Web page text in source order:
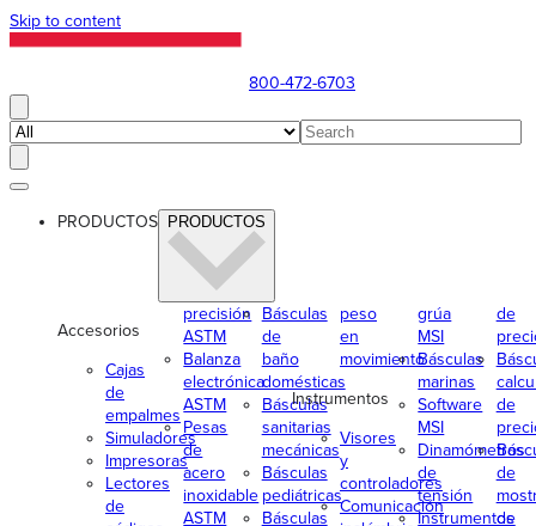
Skip to content
800-472-6703
PRODUCTOS PRODUCTOS
Accesorios
Cajas
de
empalmes
Simuladores
Impresoras
Lectores
de
precisión
ASTM
Balanza
electrónica
ASTM
Pesas
de
acero
inoxidable
ASTM
Básculas
de
baño
domésticas
Básculas
sanitarias
mecánicas
Básculas
pediátricas
Básculas
peso
en
movimiento
Instrumentos
Visores
y
controladores
Comunicación
grúa
MSI
Básculas
marinas
Software
MSI
Dinamómetros
de
tensión
Instrumentos
de
de
de
de